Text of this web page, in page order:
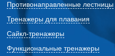
Противонаправленные лестницы
Тренажеры для плавания
Сайкл-тренажеры
Функциональные тренажеры